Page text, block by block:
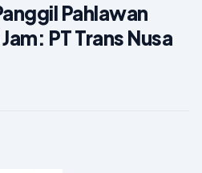
Pahlawan
PT Trans Nusa